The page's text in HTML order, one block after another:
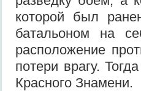
которой был
батальоном на
расположение
потери врагу.
Красного Знамени.